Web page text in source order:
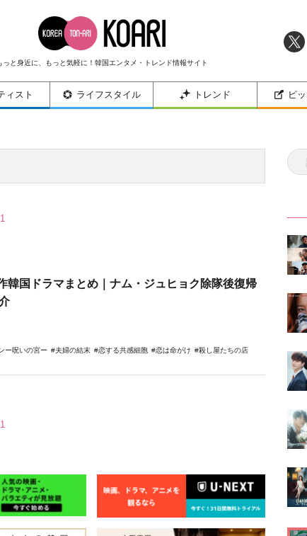
っと身近に、もっと気軽に！韓国エンタメ・トレンド情報サイト
ィスト ライフスタイル トレンド ピ
1
韓国ドラマまとめ｜ナム・ジュヒョク除隊後復帰
ー呪いの宮ー 夫婦の結末 恋する共感細胞 恋は命がけ
殺し屋たちの店
1